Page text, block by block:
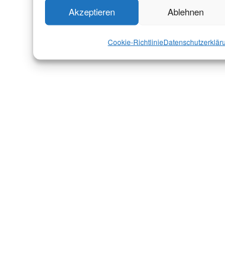
Akzeptieren Ablehnen
Cookie-Richtlinie